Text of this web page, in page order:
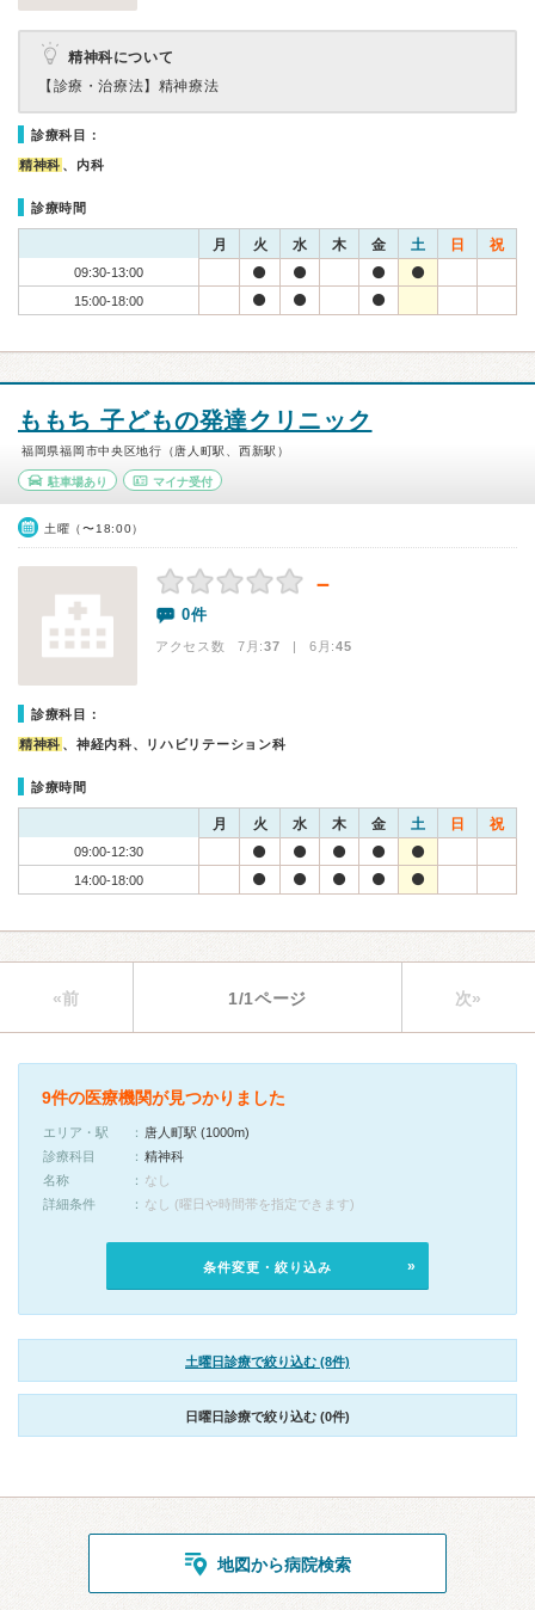
精神科について
【診療・治療法】 精神療法
診療科目：
精神科 、内科
診療時間
月 火 水 木 金 土 日 祝
09:30-13:00
15:00-18:00
ももち 子どもの発達クリニック
福岡県福岡市中央区地行（唐人町駅、西新駅）
駐車場あり マイナ受付
土曜（〜18:00）
－
0件
アクセス数 7月:37 | 6月:45
診療科目：
精神科 、神経内科、リハビリテーション科
診療時間
月 火 水 木 金 土 日 祝
09:00-12:30
14:00-18:00
«前 1/1ページ 次»
9件の医療機関が見つかりました
エリア・駅
唐人町駅 (1000m)
診療科目
精神科
名称
なし
詳細条件
なし (曜日や時間帯を指定できます)
条件変更・絞り込み
土曜日診療で絞り込む (8件)
日曜日診療で絞り込む (0件)
地図から病院検索